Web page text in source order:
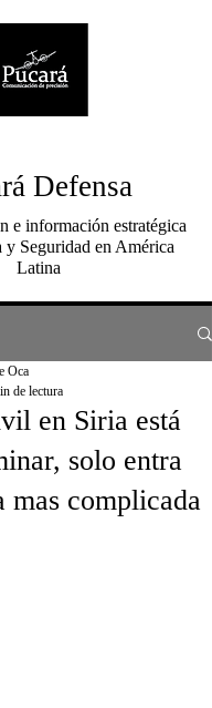
Defensa
e información estratégica
y Seguridad en América
Latina
en Siria está
solo entra
mas complicada
Oca
de lectura